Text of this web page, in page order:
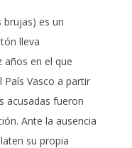
brujas) es un
lleva
años en el que
País Vasco a partir
acusadas fueron
Ante la ausencia
su propia